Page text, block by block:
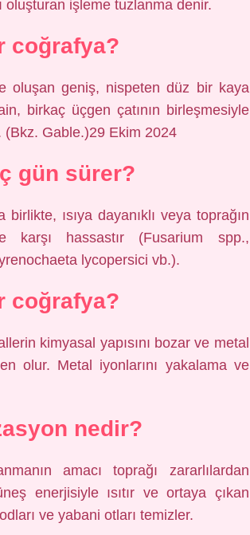
oluşturan işleme tuzlanma denir.
coğrafya?
oluşan geniş, nispeten düz bir kaya
birkaç üçgen çatının birleşmesiyle
Gable.)29 Ekim 2024
gün sürer?
ısıya dayanıklı veya toprağın
karşı hassastır (Fusarium spp.,
lycopersici vb.).
coğrafya?
kimyasal yapısını bozar ve metal
olur. Metal iyonlarını yakalama ve
nedir?
amacı toprağı zararlılardan
enerjisiyle ısıtır ve ortaya çıkan
ve yabani otları temizler.